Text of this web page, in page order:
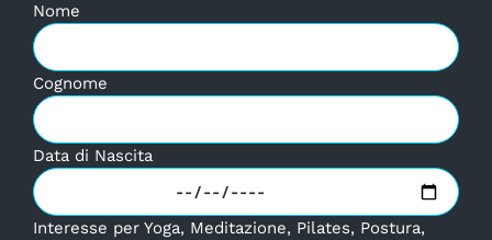
Nome
Cognome
Data di Nascita
Interesse per Yoga, Meditazione, Pilates, Postura,